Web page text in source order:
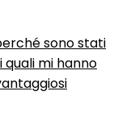
sono stati
mi hanno